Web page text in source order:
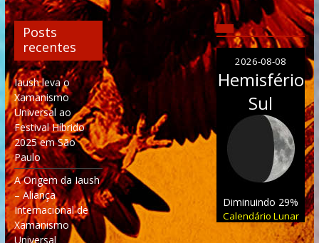
Posts
recentes
Iaush leva o
Xamanismo
Universal ao
Festival Híbrido
2025 em São
Paulo
A Origem da Iaush
– Aliança
Internacional de
Xamanismo
Universal
2026-08-08
Hemisfério
Sul
Diminuindo 29%
Calendário Lunar